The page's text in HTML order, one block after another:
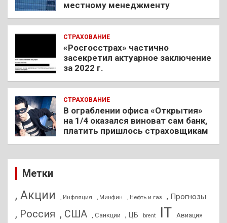
местному менеджменту
СТРАХОВАНИЕ
«Росгосстрах» частично
засекретил актуарное заключение
за 2022 г.
СТРАХОВАНИЕ
В ограблении офиса «Открытия»
на 1/4 оказался виноват сам банк,
платить пришлось страховщикам
Метки
, Акции , Инфляция , Минфин , Нефть и газ , Прогнозы
, Россия , США , Санкции , ЦБ brent IT Авиация